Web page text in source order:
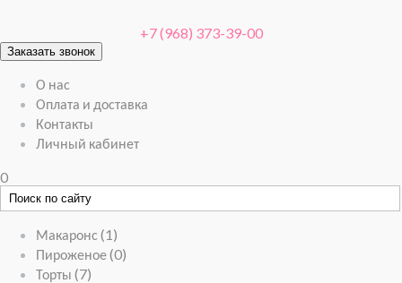
+7 (968) 373-39-00
Заказать звонок
О нас
Оплата и доставка
Контакты
Личный кабинет
0
Макаронс(1)
Пироженое(0)
Торты (7)